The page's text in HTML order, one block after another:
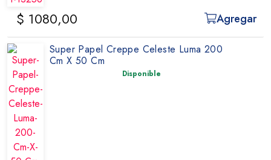
$ 1080,00 Agregar
Super Papel Creppe Celeste Luma 200
Cm X 50 Cm
Disponible